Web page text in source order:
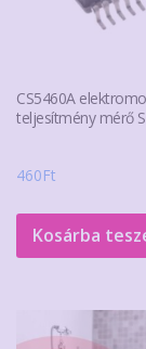
CS5460A
teljesítmény mérő
460Ft
Kosárba